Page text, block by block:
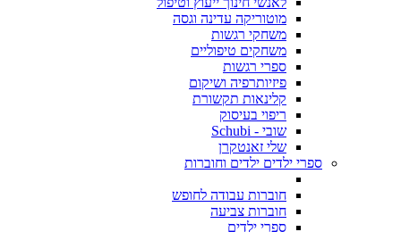
מוטוריקה עדינה וגסה
משחקי רגשות
משחקים טיפוליים
ספרי רגשות
פיזיותרפיה ושיקום
קלינאות תקשורת
ריפוי בעיסוק
שובי - Schubi
שלי זאנטקרן
ספרי ילדים ילדים וחוברות
חוברות עבודה לחופש
חוברות צביעה
ספרי ילדים